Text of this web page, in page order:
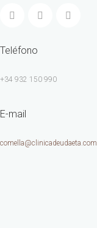
Teléfono
+34 932 150 990
E-mail
comella@clinicadeudaeta.com